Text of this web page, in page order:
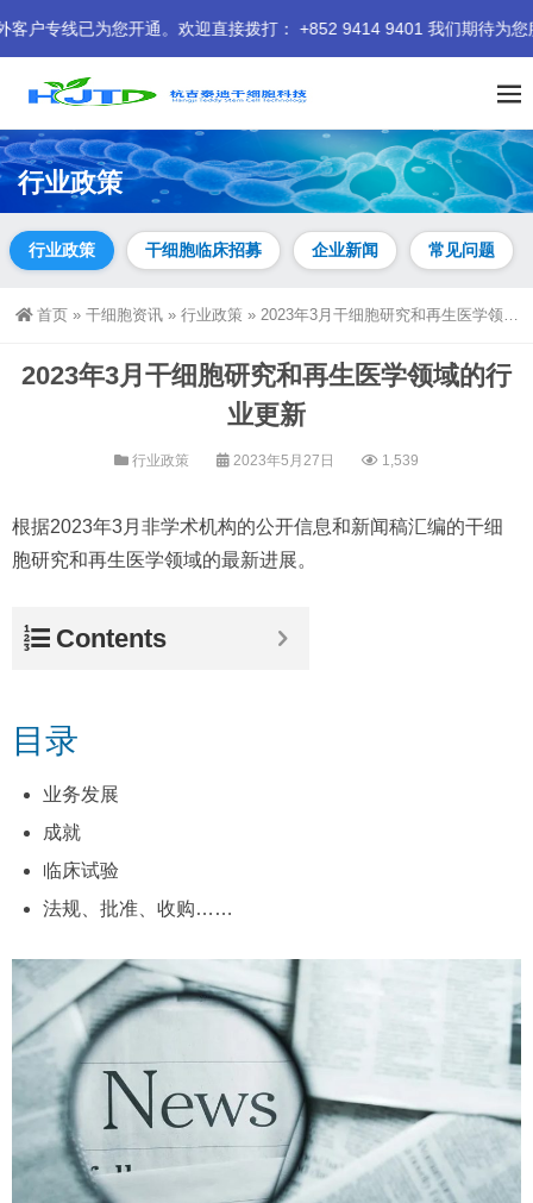
通。欢迎直接拨打： +852 9414 9401 我们期待为您服务。
行业政策
行业政策 干细胞临床招募 企业新闻 常见问题
首页 » 干细胞资讯 » 行业政策 » 2023年3月干细胞研究和再生医学领域的行业更新
2023年3月干细胞研究和再生医学领域的行
业更新
行业政策 2023年5月27日 1,539
根据2023年3月非学术机构的公开信息和新闻稿汇编的干细
胞研究和再生医学领域的最新进展。
Contents
目录
业务发展
成就
临床试验
法规、批准、收购……